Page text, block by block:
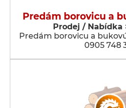
Predám borovicu a
Prodej / Nabídka
Predám borovicu a
0905 748